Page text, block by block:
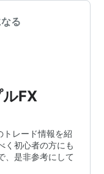
る
FX
トレード情報を紹
く初心者の方にも
、是非参考にして